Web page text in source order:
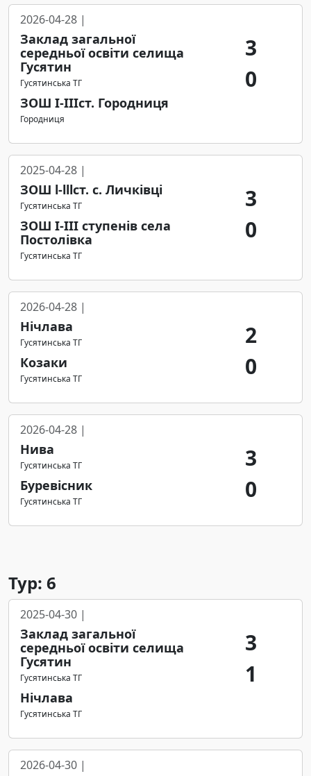
2026-04-28 |
Заклад загальної
середньої освіти селища
Гусятин
Гусятинська ТГ
ЗОШ І-ІІІст. Городниця
Городниця
3
0
2025-04-28 |
ЗОШ l-lllст. с. Личківці
Гусятинська ТГ
ЗОШ І-ІІІ ступенів села
Постолівка
Гусятинська ТГ
3
0
2026-04-28 |
Нічлава
Гусятинська ТГ
Козаки
Гусятинська ТГ
2
0
2026-04-28 |
Нива
Гусятинська ТГ
Буревісник
Гусятинська ТГ
3
0
Тур: 6
2025-04-30 |
Заклад загальної
середньої освіти селища
Гусятин
Гусятинська ТГ
Нічлава
Гусятинська ТГ
3
1
2026-04-30 |